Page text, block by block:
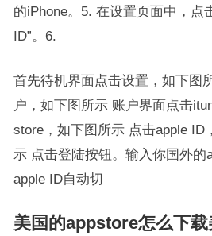
的iPhone。5. 在设置页面中，点
ID”。6.
首先待机界面点击设置，如下图
户，如下图所示 账户界面点击
store，如下图所示 点击apple ID
示 点击登陆按钮。输入你国外的
apple ID自动切
美国的appstore怎么下